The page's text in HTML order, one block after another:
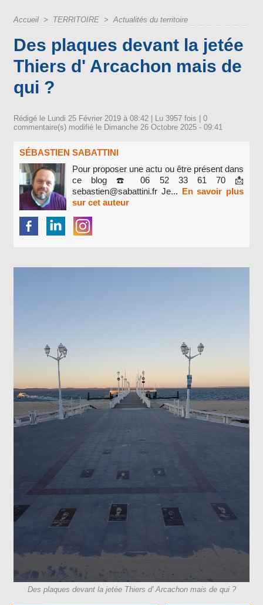
Accueil > TERRITOIRE > Actualités du territoire
Des plaques devant la jetée
Thiers d' Arcachon mais de
qui ?
Rédigé le Lundi 25 Février 2019 à 08:42 | Lu 3957 fois | 0
commentaire(s) modifié le Dimanche 26 Octobre 2025 - 09:41
SÉBASTIEN SABATTINI
Pour proposer une actu ou être présent dans
ce blog ☎️ 06 52 33 61 70 📩
sebastien@sabattini.fr Je... En savoir plus
sur cet auteur
Des plaques devant la jetée Thiers d' Arcachon mais de qui ?